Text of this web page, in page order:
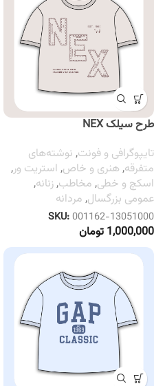
طرح سیلک NEX
تایپوگرافی و فونت, نوشته‌های
متفرقه, هنری و خاص, استریت ور,
اسکچ و خطی, مخاطب,زنانه,
عمومی بزرگسال, مردانه
SKU:001162-13051000
1,000,000 تومان